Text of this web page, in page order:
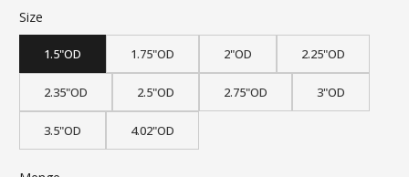
Size
1.5"OD 1.75"OD 2"OD 2.25"OD
2.35"OD 2.5"OD 2.75"OD 3"OD
3.5"OD 4.02"OD